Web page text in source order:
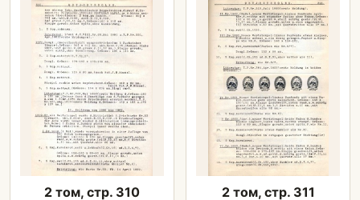
2 том, стр. 310 2 том, стр. 311